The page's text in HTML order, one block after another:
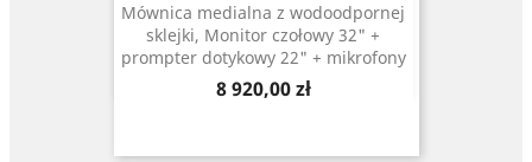
Mównica medialna z wodoodpornej
sklejki, Monitor czołowy 32" +
prompter dotykowy 22" + mikrofony
Cena
8 920,00 zł